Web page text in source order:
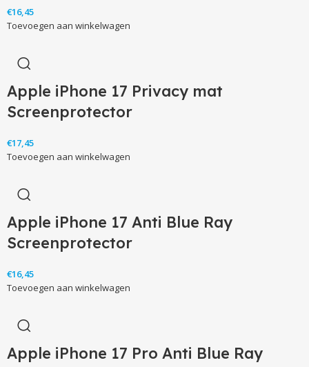
Nooit meer glassplinters
Nooit meer een traag werkend scherm
Anti blue ray screenprotector
Beschermfolie is smaller zodat alles cases passen
€
Toevoegen aan winkelwagen
Apple iPhone 17 Privacy mat
Screenprotector
€
Toevoegen aan winkelwagen
Apple iPhone 17 Anti Blue Ray
Screenprotector
€
Toevoegen aan winkelwagen
Apple iPhone 17 Pro Anti Blue Ray